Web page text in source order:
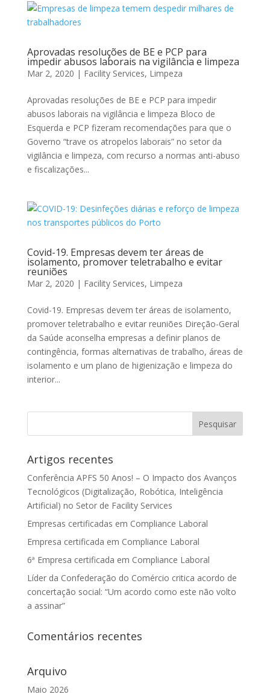
Aprovadas resoluções de BE e PCP para
impedir abusos laborais na vigilância e limpeza
Mar 2, 2020 | Facility Services, Limpeza
Aprovadas resoluções de BE e PCP para impedir
abusos laborais na vigilância e limpeza Bloco de
Esquerda e PCP fizeram recomendações para que o
Governo “trave os atropelos laborais” no setor da
vigilância e limpeza, com recurso a normas anti-abuso
e fiscalizações...
Covid-19. Empresas devem ter áreas de
isolamento, promover teletrabalho e evitar
reuniões
Mar 2, 2020 | Facility Services, Limpeza
Covid-19. Empresas devem ter áreas de isolamento,
promover teletrabalho e evitar reuniões Direção-Geral
da Saúde aconselha empresas a definir planos de
contingência, formas alternativas de trabalho, áreas de
isolamento e um plano de higienização e limpeza do
interior...
Artigos recentes
Conferência APFS 50 Anos! – O Impacto dos Avanços
Tecnológicos (Digitalização, Robótica, Inteligência
Artificial) no Setor de Facility Services
Empresas certificadas em Compliance Laboral
Empresa certificada em Compliance Laboral
6ª Empresa certificada em Compliance Laboral
Líder da Confederação do Comércio critica acordo de
concertação social: “Um acordo como este não volto
a assinar”
Comentários recentes
Arquivo
Maio 2026